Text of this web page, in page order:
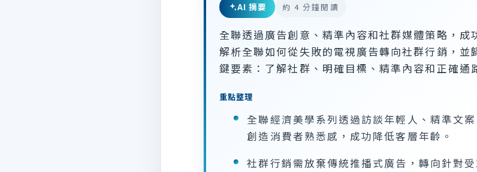
AI 摘要 約 4 分鐘閱讀
全聯透過廣告創意、精準內容和社群媒體策略，成
解析全聯如何從失敗的電視廣告轉向社群行銷，並
鍵要素：了解社群、明確目標、精準內容和正確通
重點整理
全聯經濟美學系列透過訪談年輕人、精準文
創造消費者熟悉感，成功降低客層年齡。
社群行銷需放棄傳統推播式廣告，轉向針對